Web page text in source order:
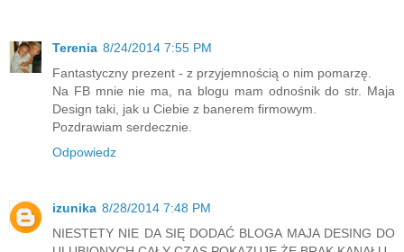
Terenia 8/24/2014 7:55 PM
Fantastyczny prezent - z przyjemnością o nim pomarzę.
Na FB mnie nie ma, na blogu mam odnośnik do str. Maja
Design taki, jak u Ciebie z banerem firmowym.
Pozdrawiam serdecznie.
Odpowiedz
izunika 8/28/2014 7:48 PM
NIESTETY NIE DA SIĘ DODAĆ BLOGA MAJA DESING DO